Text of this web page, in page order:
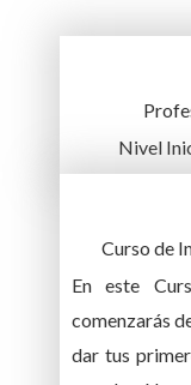
Nivel
Curso de
En este
comenzarás
dar tus